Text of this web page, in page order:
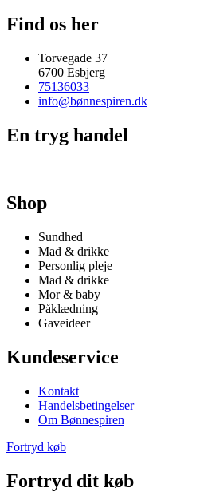
Find os her
Torvegade 37
6700 Esbjerg
75136033
info@bønnespiren.dk
En tryg handel
Shop
Sundhed
Mad & drikke
Personlig pleje
Mad & drikke
Mor & baby
Påklædning
Gaveideer
Kundeservice
Kontakt
Handelsbetingelser
Om Bønnespiren
Fortryd køb
Fortryd dit køb